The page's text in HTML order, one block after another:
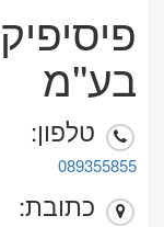
בע''מ
טלפון:
089355855
כתובת: